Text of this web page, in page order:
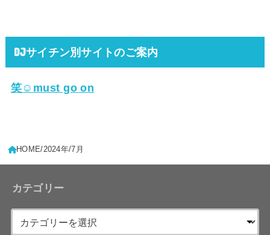
DJサイチン別サイトのご案内
笑☺must go on
HOME 2024年 7月
カテゴリー